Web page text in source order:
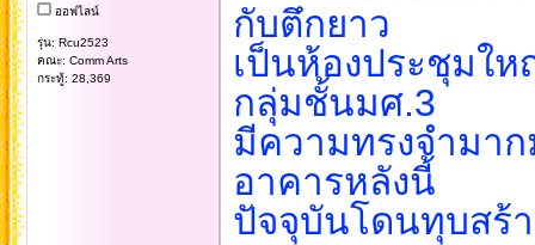
ออฟไลน์
รุ่น: Rcu2523
คณะ: Comm Arts
กระทู้: 28,369
กับตึกยาว
เป็นห้องประชุมใ
กลุ่มชั้นมศ.3
มีความทรงจำมา
อาคารหลังนี้
ปัจจุบันโดนทุบสร้